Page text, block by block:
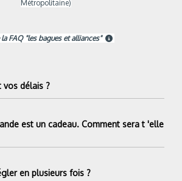
Métropolitaine)
la FAQ "les bagues et alliances" 
vos délais ?
est un cadeau. Comment sera t 'elle
en plusieurs fois ?